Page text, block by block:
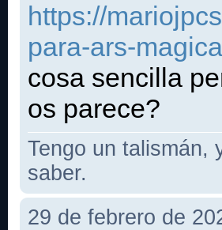
https://
para-ars-
cosa sencilla
os parece?
Tengo un talismán,
saber.
29 de febrero de